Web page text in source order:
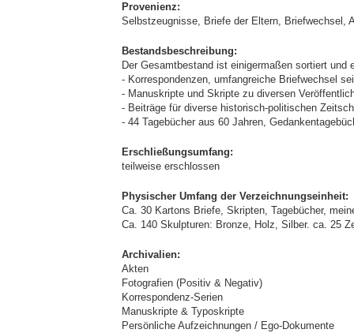
Provenienz:
Selbstzeugnisse, Briefe der Eltern, Briefwechsel,
Bestandsbeschreibung:
Der Gesamtbestand ist einigermaßen sortiert und
- Korrespondenzen, umfangreiche Briefwechsel
- Manuskripte und Skripte zu diversen
- Beiträge für diverse historisch-politischen
- 44 Tagebücher aus 60 Jahren,
Erschließungsumfang:
teilweise erschlossen
Physischer Umfang der Verzeichnungseinheit:
Ca. 30 Kartons Briefe, Skripten, Tagebücher,
Ca. 140 Skulpturen: Bronze, Holz, Silber. ca. 25
Archivalien:
Akten
Fotografien (Positiv & Negativ)
Korrespondenz-Serien
Manuskripte & Typoskripte
Persönliche Aufzeichnungen / Ego-Dokumente